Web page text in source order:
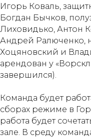
Игорь Коваль,
Богдан Бычков,
Лиховидько, Антон
Андрей Ралюченко,
Хоцяновский и
арендован у
завершился).
Команда будет
сборах режиме в
работа будет
зале. В среду